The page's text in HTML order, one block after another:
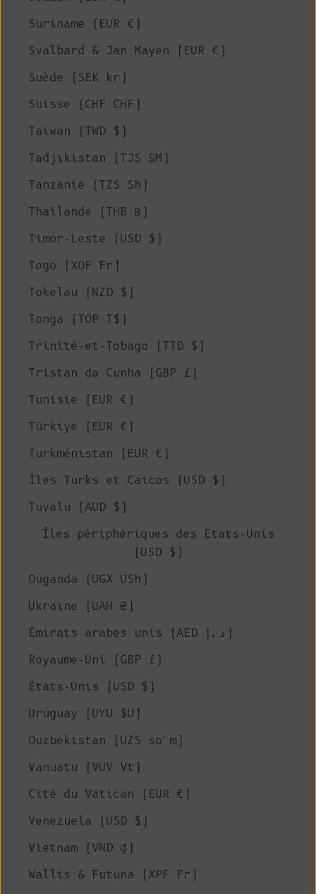
Suriname (EUR €)
Svalbard & Jan Mayen (EUR €)
Suède (SEK kr)
Suisse (CHF CHF)
Taïwan (TWD $)
Tadjikistan (TJS ЅМ)
Tanzanie (TZS Sh)
Thaïlande (THB ฿)
Timor-Leste (USD $)
Togo (XOF Fr)
Tokelau (NZD $)
Tonga (TOP T$)
Trinité-et-Tobago (TTD $)
Tristan da Cunha (GBP £)
Tunisie (EUR €)
Türkiye (EUR €)
Turkménistan (EUR €)
Îles Turks et Caicos (USD $)
Tuvalu (AUD $)
Îles périphériques des États-Unis
(USD $)
Ouganda (UGX USh)
Ukraine (UAH ₴)
Émirats arabes unis (AED د.إ)
Royaume-Uni (GBP £)
États-Unis (USD $)
Uruguay (UYU $U)
Ouzbékistan (UZS so'm)
Vanuatu (VUV Vt)
Cité du Vatican (EUR €)
Venezuela (USD $)
Vietnam (VND ₫)
Wallis & Futuna (XPF Fr)